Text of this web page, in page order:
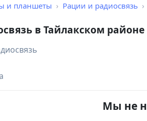
и планшеты Рации и радиосвязь
в Тайлакском районе
Мы не